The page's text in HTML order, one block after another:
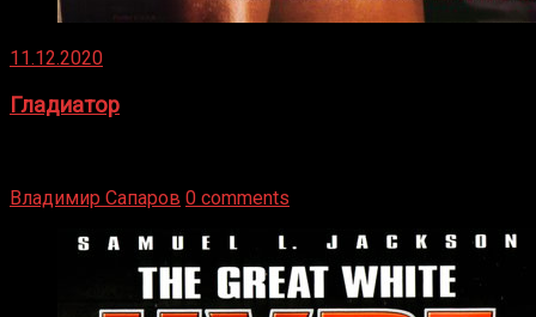
11.12.2020
Гладиатор
Владимир Сапаров 0 comments